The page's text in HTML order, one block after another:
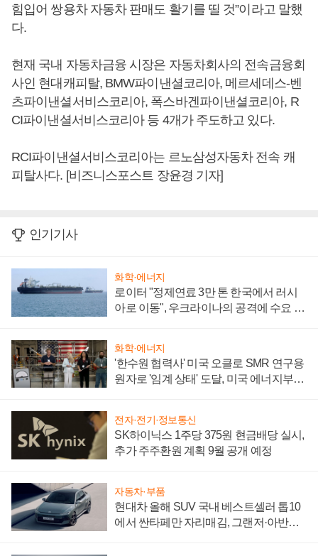
힘입어 쌍용차 자동차 판매도 활기를 띨 것”이라고 말했
다.
현재 국내 자동차금융 시장은 자동차회사의 전속금융회
사인 현대캐피탈, BMW파이낸셜코리아, 메르세데스-벤
츠파이낸셜서비스코리아, 폭스바겐파이낸셜코리아, R
CI파이낸셜서비스코리아 등 4개가 주도하고 있다.
RCI파이낸셜서비스코리아는 르노삼성자동차 전속 캐
피탈사다. [비즈니스포스트 장윤경 기자]
인기기사
화학·에너지
로이터 "정제연료 3만 톤 한국에서 러시
아로 이동", 우크라이나의 공격에 수요 늘
화학·에너지
'한수원 협력사' 미국 오클로 SMR 연구용
원자로 '임계 상태' 도달, 미국 에너지부
전자·전기·정보통신
SK하이닉스 1주당 375원 현금배당 실시,
추가 주주환원 계획 9월 공개 예정
자동차·부품
현대차 올해 SUV 국내 베스트셀러 톱10
에서 싼타페만 자리매김, 그랜저·아반떼